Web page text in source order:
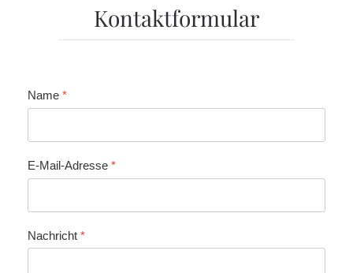
Kontaktformular
Name *
E-Mail-Adresse *
Nachricht *